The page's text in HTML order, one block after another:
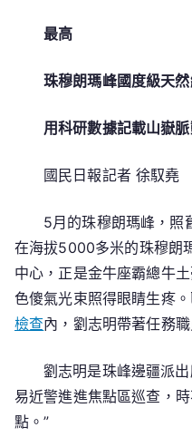
然
護
扶
秀
傳
醫
院
健
檢
過
七
最高
珠穆朗瑪峰國度級天
用科研數據記載山嶽
國民日報記者 徐馭堯
5月的珠穆朗瑪峰，照
在海拔5000多米的珠穆朗
中心，正是金牛座霸總牛
色傻氣光束照得眼睛生疼
檢查內，劉志明帶著任務
劉志明是珠峰邊疆派
易近警進進焦點區巡查，
點。”